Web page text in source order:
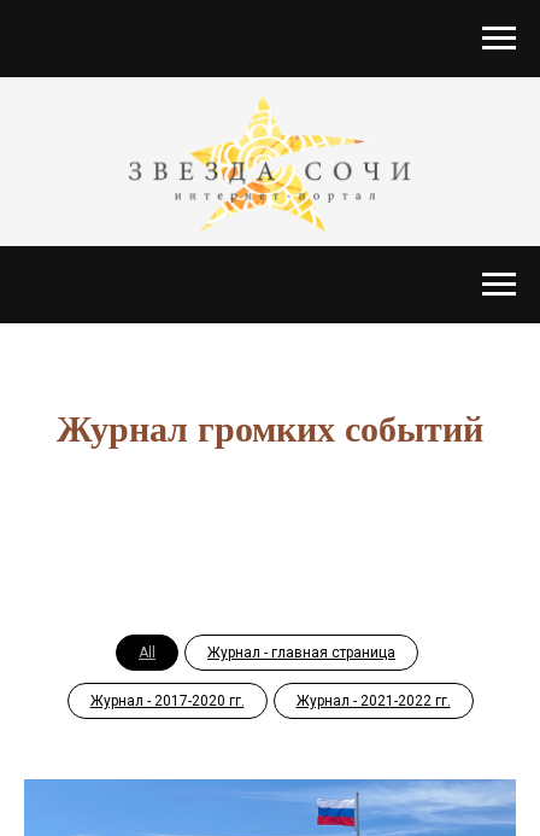
Журнал громких событий
All Журнал - главная страница
Журнал - 2017-2020 гг. Журнал - 2021-2022 гг.